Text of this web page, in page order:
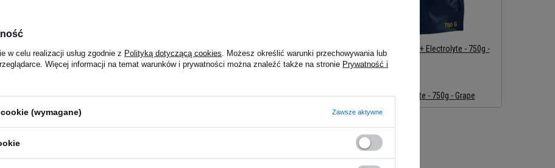
VITARGO - Carbohydrates + Electrolyte - 750g -
Grape
91,49 zł
Carbohydrates + Electrolyte - 750g - Grape
w celu realizacji usług zgodnie z Polityką dotyczącą cookies . Możesz określić warunki przechowywania lub
Więcej informacji na temat warunków i prywatności można znaleźć także na stronie Prywatność i
(wymagane) Zawsze aktywne